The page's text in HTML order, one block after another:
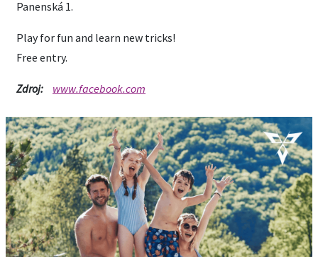
Panenská 1.
Play for fun and learn new tricks!
Free entry.
Zdroj: www.facebook.com